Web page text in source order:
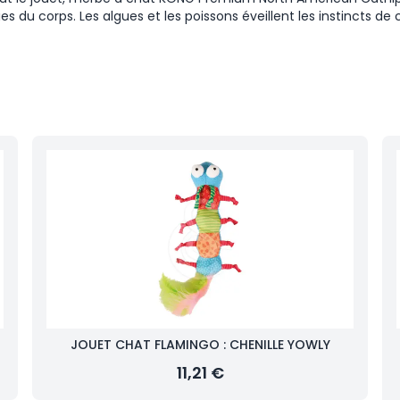
du corps. Les algues et les poissons éveillent les instincts
JOUET CHAT FLAMINGO : CHENILLE YOWLY
11,21 €